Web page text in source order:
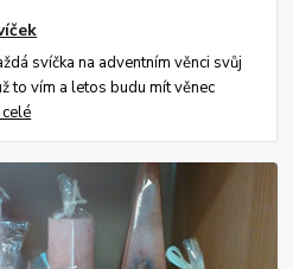
svíčka na adventním věnci svůj
to vím a letos budu mít věnec